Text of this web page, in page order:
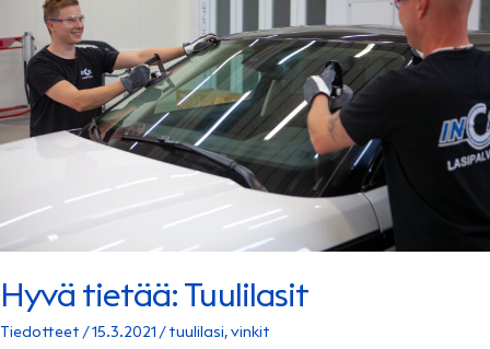
Hyvä tietää: Tuulilasit
Tiedotteet /15.3.2021 /tuulilasi,vinkit